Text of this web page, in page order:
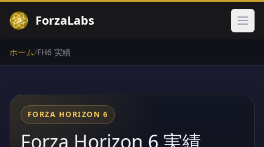
ForzaLabs メイ
ホーム/FH6 実績
FORZA HORIZON 6
Forza Horizon 6 実績